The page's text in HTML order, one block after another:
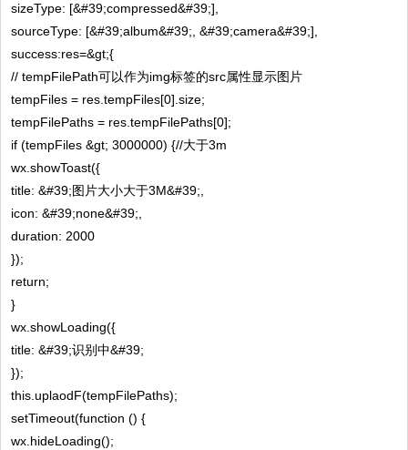
sizeType: [&#39;compressed&#39;],
sourceType: [&#39;album&#39;, &#39;camera&#39;],
success:res=&gt;{
// tempFilePath可以作为img标签的src属性显示图片
tempFiles = res.tempFiles[0].size;
tempFilePaths = res.tempFilePaths[0];
if (tempFiles &gt; 3000000) {//大于3m
wx.showToast({
title: &#39;图片大小大于3M&#39;,
icon: &#39;none&#39;,
duration: 2000
});
return;
}
wx.showLoading({
title: &#39;识别中&#39;
});
this.uplaodF(tempFilePaths);
setTimeout(function () {
wx.hideLoading();